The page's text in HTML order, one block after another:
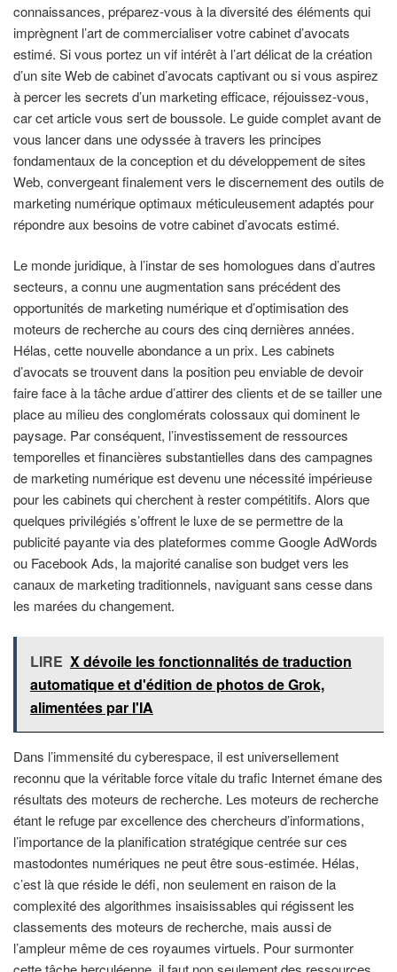
connaissances, préparez-vous à la diversité des éléments qui
imprègnent l’art de commercialiser votre cabinet d’avocats
estimé. Si vous portez un vif intérêt à l’art délicat de la création
d’un site Web de cabinet d’avocats captivant ou si vous aspirez
à percer les secrets d’un marketing efficace, réjouissez-vous,
car cet article vous sert de boussole. Le guide complet avant de
vous lancer dans une odyssée à travers les principes
fondamentaux de la conception et du développement de sites
Web, convergeant finalement vers le discernement des outils de
marketing numérique optimaux méticuleusement adaptés pour
répondre aux besoins de votre cabinet d’avocats estimé.
Le monde juridique, à l’instar de ses homologues dans d’autres
secteurs, a connu une augmentation sans précédent des
opportunités de marketing numérique et d’optimisation des
moteurs de recherche au cours des cinq dernières années.
Hélas, cette nouvelle abondance a un prix. Les cabinets
d’avocats se trouvent dans la position peu enviable de devoir
faire face à la tâche ardue d’attirer des clients et de se tailler une
place au milieu des conglomérats colossaux qui dominent le
paysage. Par conséquent, l’investissement de ressources
temporelles et financières substantielles dans des campagnes
de marketing numérique est devenu une nécessité impérieuse
pour les cabinets qui cherchent à rester compétitifs. Alors que
quelques privilégiés s’offrent le luxe de se permettre de la
publicité payante via des plateformes comme Google AdWords
ou Facebook Ads, la majorité canalise son budget vers les
canaux de marketing traditionnels, naviguant sans cesse dans
les marées du changement.
LIRE X dévoile les fonctionnalités de traduction
automatique et d'édition de photos de Grok,
alimentées par l'IA
Dans l’immensité du cyberespace, il est universellement
reconnu que la véritable force vitale du trafic Internet émane des
résultats des moteurs de recherche. Les moteurs de recherche
étant le refuge par excellence des chercheurs d’informations,
l’importance de la planification stratégique centrée sur ces
mastodontes numériques ne peut être sous-estimée. Hélas,
c’est là que réside le défi, non seulement en raison de la
complexité des algorithmes insaisissables qui régissent les
classements des moteurs de recherche, mais aussi de
l’ampleur même de ces royaumes virtuels. Pour surmonter